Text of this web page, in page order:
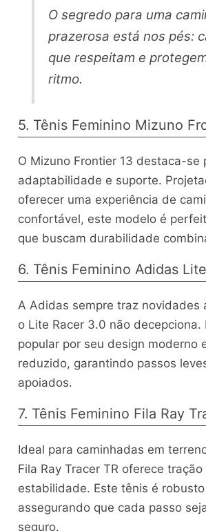
O segredo para uma
prazerosa está nos pés:
que respeitam e
ritmo.
5. Tênis Feminino Mizuno
O Mizuno Frontier 13 destaca-se
adaptabilidade e suporte.
oferecer uma experiência de
confortável, este modelo é
que buscam durabilidade
6. Tênis Feminino Adidas
A Adidas sempre traz novidades
o Lite Racer 3.0 não decepciona.
popular por seu design moderno
reduzido, garantindo passos
apoiados.
7. Tênis Feminino Fila Ray
Ideal para caminhadas em
Fila Ray Tracer TR oferece
estabilidade. Este tênis é
assegurando que cada passo
seguro.